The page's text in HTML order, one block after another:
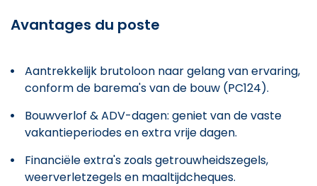
Avantages du poste
Aantrekkelijk brutoloon naar gelang van ervaring,
conform de barema's van de bouw (PC124).
Bouwverlof & ADV-dagen: geniet van de vaste
vakantieperiodes en extra vrije dagen.
Financiële extra's zoals getrouwheidszegels,
weerverletzegels en maaltijdcheques.